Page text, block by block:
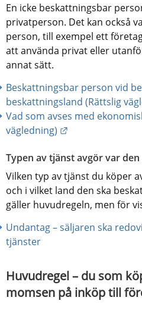
En icke beskattningsbar
privatperson. Det kan också
person, till exempel ett
att använda privat eller
annat sätt.
Beskattningsbar person vid
beskattningsland (Rättslig
Vad som avses med
vägledning)
Typen av tjänst avgör var
Vilken typ av tjänst du köper
och i vilket land den ska
gäller huvudregeln, men för
Undantag – säljaren ska
tjänster
Huvudregel – du som
momsen på inköp till